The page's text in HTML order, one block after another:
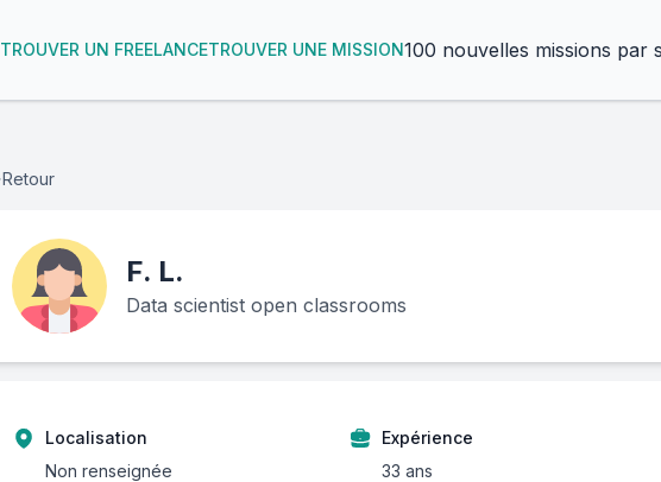
TROUVER UN FREELANCETROUVER UNE MISSION100 nouvelles missions par
Retour
F. L.
Data scientist open classrooms
Localisation
Non renseignée
Expérience
33 ans